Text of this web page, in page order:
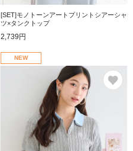
[SET]モノトーンアートプリントシアーシャ
ツ×タンクトップ
2,739円
NEW